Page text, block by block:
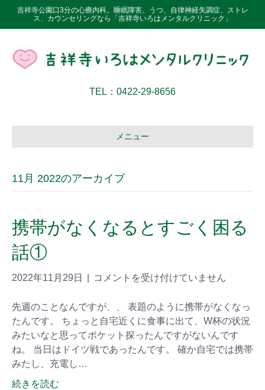
吉祥寺公園口3分の心療内科。睡眠障害、うつ、自律神経失調症、ストレ
ス、カウンセリングなら「吉祥寺いろはメンタルクリニック」
TEL：0422-29-8656
メニュー
11月 2022のアーカイブ
携帯がなくなるとすごく困る
話①
2022年11月29日 コメントを受け付けていません
先週のことなんですが、、 表題のように携帯がなくなっ
たんです。 ちょっと自宅近くに食事に出て、W杯の状況
みたいなと思ってポケット探ったんですがないんです
ね。 当日はドイツ戦であったんです。 確か自宅では携帯
みたし、充電し…
続きを読む